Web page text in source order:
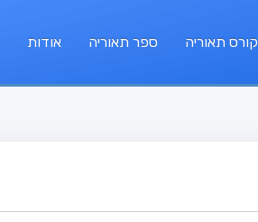
קורס תאוריה ספר תאוריה אודות